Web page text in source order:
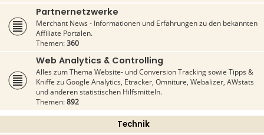
Partnernetzwerke
Merchant News - Informationen und Erfahrungen zu den bekannten
Affiliate Portalen.
Themen:360
Web Analytics & Controlling
Alles zum Thema Website- und Conversion Tracking sowie Tipps &
Kniffe zu Google Analytics, Etracker, Omniture, Webalizer, AWstats
und anderen statistischen Hilfsmitteln.
Themen:892
Technik